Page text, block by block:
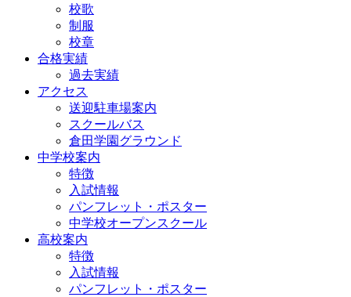
校歌
制服
校章
合格実績
過去実績
アクセス
送迎駐車場案内
スクールバス
倉田学園グラウンド
中学校案内
特徴
入試情報
パンフレット・ポスター
中学校オープンスクール
高校案内
特徴
入試情報
パンフレット・ポスター